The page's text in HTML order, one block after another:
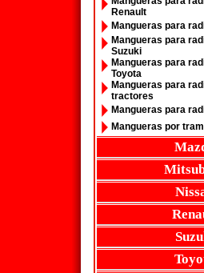
Renault
Mangueras para
Mangueras para
Suzuki
Mangueras para
Toyota
Mangueras para
tractores
Mangueras para
Mangueras por